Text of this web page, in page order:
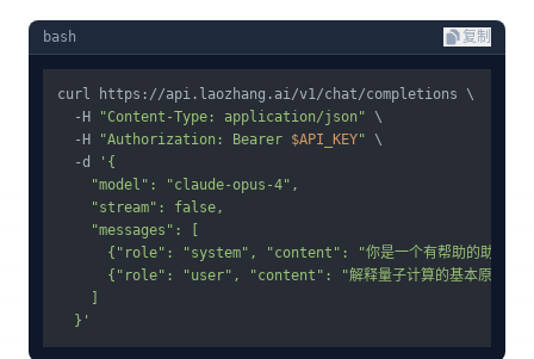
bash 复制
curl https://api.laozhang.ai/v1/chat/completions \
  -H
"Content-Type: application/json" \
  -H
"Authorization: Bearer $API_KEY" \
  -d
'{
    "model": "claude-opus-4",
    "stream": false,
    "messages": [
{"role": "system", "content": "你是一个有帮助的助手。
      {"role": "user", "content": "解释量子计算的基本原理"}
    ]
  }'